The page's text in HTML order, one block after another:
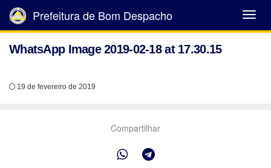
Abrir
Menu
Prefeitura de Bom Despacho
WhatsApp Image 2019-02-18 at 17.30.15
19 de fevereiro de 2019
Compartilhar